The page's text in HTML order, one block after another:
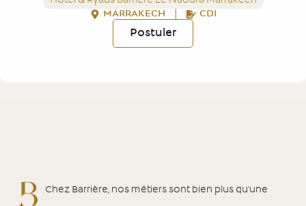
MARRAKECH
CDI
Postuler
Chez Barrière, nos métiers sont bien plus qu’une